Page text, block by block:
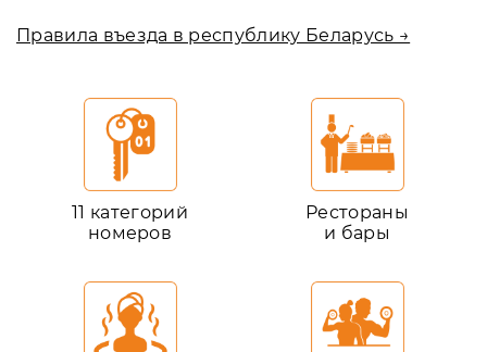
Правила въезда в республику Беларусь →
11 категорий
номеров
Рестораны
и бары